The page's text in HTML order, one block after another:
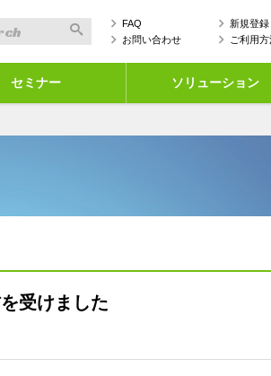
セミナー ソリューション
新規登録
ご利用
FAQ
お問い合わせ
受けました